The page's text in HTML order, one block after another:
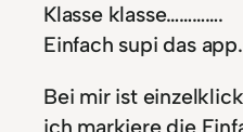
Klasse klasse………….
Einfach supi das app.
Bei mir ist
ich markiere die